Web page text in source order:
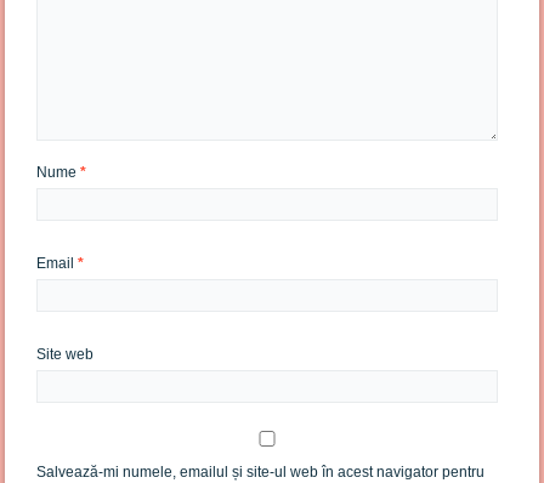
Nume*
Email*
Site web
Salvează-mi numele, emailul și site-ul web în acest navigator pentru